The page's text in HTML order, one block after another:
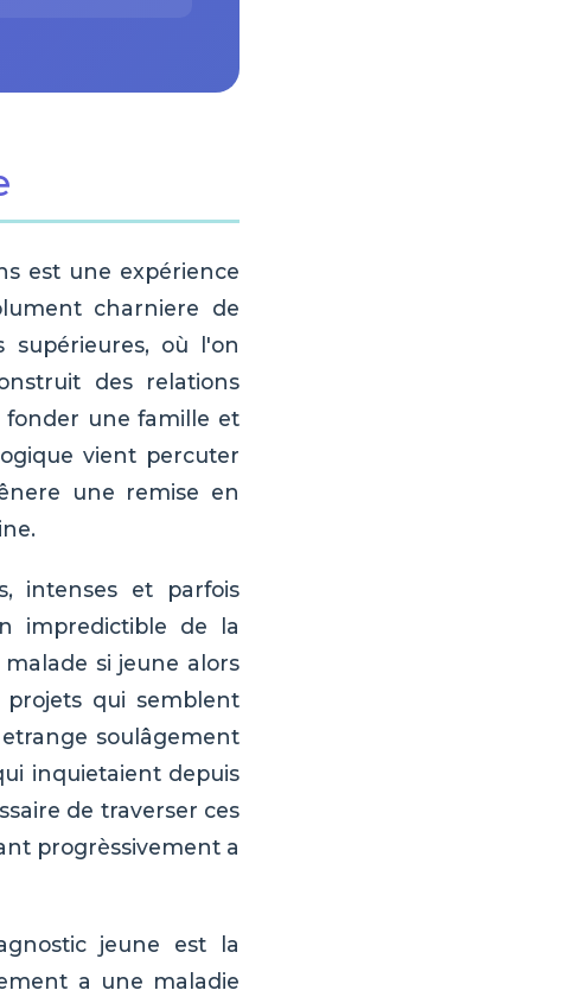
est une expérience
charniere de
supérieures, où l'on
des relations
fonder une famille et
vient percuter
une remise en
intenses et parfois
impredictible de la
si jeune alors
qui semblent
soulâgement
inquietaient depuis
de traverser ces
progrèssivement a
jeune est la
a une maladie